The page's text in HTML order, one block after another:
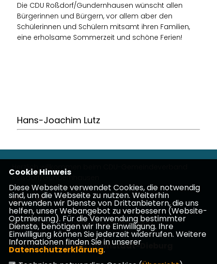
Die CDU Roßdorf/Gundernhausen wünscht allen
Bürgerinnen und Bürgern, vor allem aber den
Schülerinnen und Schülern mitsamt ihren Familien,
eine erholsame Sommerzeit und schöne Ferien!
Hans-Joachim Lutz
Herzlich willkommen beim CDU-Gemeindeverband
Roßdorf/Gundernhausen
Impressum Datenschutz Kontakt
CDU Kreisverband Darmstadt-Dieburg
Cookie Hinweis
Diese Webseite verwendet Cookies, die notwendig
sind, um die Webseite zu nutzen. Weiterhin
verwenden wir Dienste von Drittanbietern, die uns
helfen, unser Webangebot zu verbessern (Website-
Optmierung). Für die Verwendung bestimmter
Dienste, benötigen wir Ihre Einwilligung. Ihre
Einwilligung können Sie jederzeit widerrufen. Weitere
Informationen finden Sie in unserer
Datenschutzerklärung.